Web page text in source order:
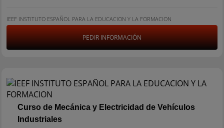
IEEF INSTITUTO ESPAÑOL PARA LA EDUCACION Y LA FORMACION
PEDIR INFORMACIÓN
Curso de Mecánica y Electricidad de Vehículos
Industriales